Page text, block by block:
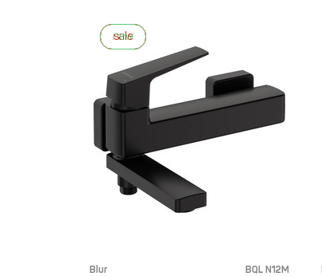
sale
new
Blur BQL N12M